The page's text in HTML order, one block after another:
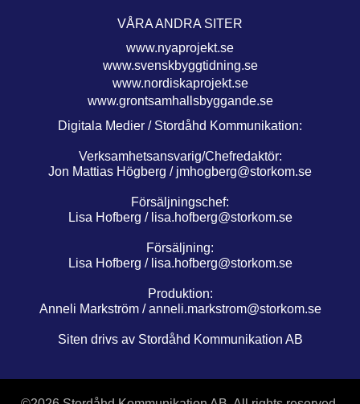
VÅRA ANDRA SITER
www.nyaprojekt.se
www.svenskbyggtidning.se
www.nordiskaprojekt.se
www.grontsamhallsbyggande.se
Digitala Medier / Stordåhd Kommunikation:
Verksamhetsansvarig/Chefredaktör:
Jon Mattias Högberg / jmhogberg@storkom.se
Försäljningschef:
Lisa Hofberg / lisa.hofberg@storkom.se
Försäljning:
Lisa Hofberg / lisa.hofberg@storkom.se
Produktion:
Anneli Markström /anneli.markstrom@storkom.se
Siten drivs av Stordåhd Kommunikation AB